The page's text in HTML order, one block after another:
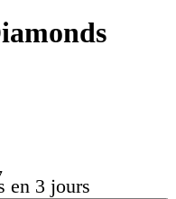
en 3 jours